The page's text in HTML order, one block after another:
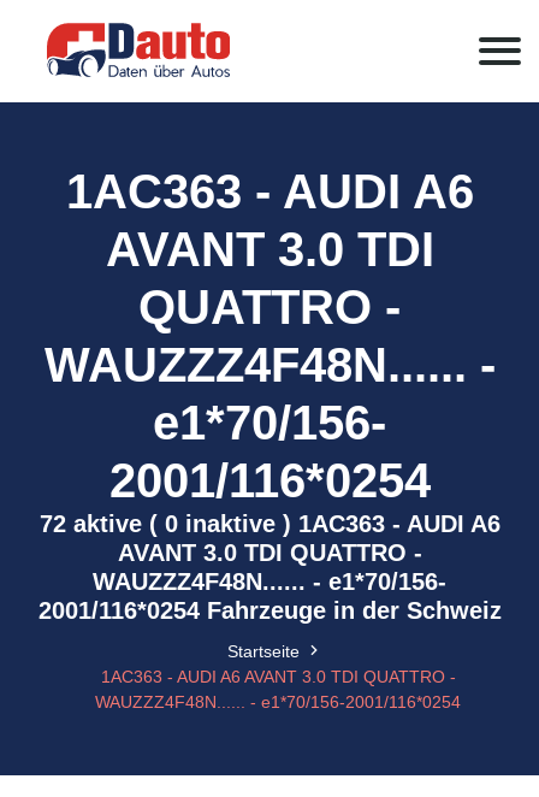
1AC363 - AUDI A6
AVANT 3.0 TDI
QUATTRO -
WAUZZZ4F48N...... -
e1*70/156-
2001/116*0254
72 aktive ( 0 inaktive ) 1AC363 - AUDI A6
AVANT 3.0 TDI QUATTRO -
WAUZZZ4F48N...... - e1*70/156-
2001/116*0254 Fahrzeuge in der Schweiz
Startseite
1AC363 - AUDI A6 AVANT 3.0 TDI QUATTRO -
WAUZZZ4F48N...... - e1*70/156-2001/116*0254